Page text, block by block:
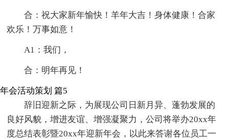
合：祝大家新年愉快！羊年大吉！身体健康！合家
欢乐！万事如意！
A1：我们，
合：明年再见！
年会活动策划 篇5
辞旧迎新之际，为展现公司日新月异、蓬勃发展的
良好风貌，增进友谊、增强凝聚力，公司将举办20xx年
度总结表彰暨20xx年迎新年会，以此来答谢各位员工一